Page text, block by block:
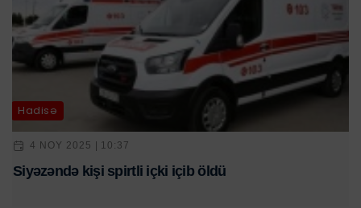
Hadisə
4 NOY 2025 | 10:37
Siyəzəndə kişi spirtli içki içib öldü